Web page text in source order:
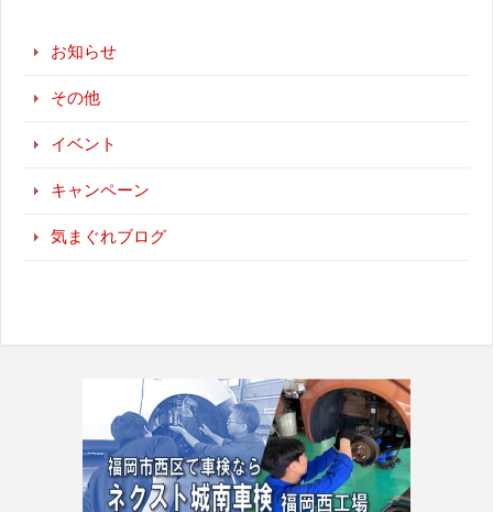
お知らせ
その他
イベント
キャンペーン
気まぐれブログ